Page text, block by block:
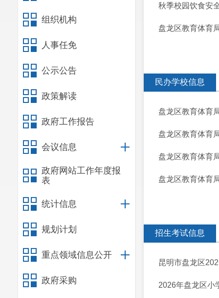
组织机构
人事任免
公示公告
政策解读
政府工作报告
会议信息
政府网站工作年度报
表
统计信息
规划计划
重点领域信息公开
政府采购
秋季校园饮食安
盘龙区教育体育
民办学校信息
盘龙区教育体育
盘龙区教育体育
盘龙区教育体育
盘龙区教育体育
招生考试信息
昆明市盘龙区
2026年盘龙区小